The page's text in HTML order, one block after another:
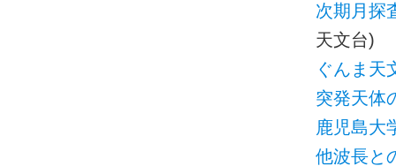
次期月探
天文台)
ぐんま天
突発天体
鹿児島大
他波長と